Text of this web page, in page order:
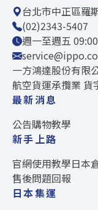
台北市中正區羅
(02)2343-5407
週一至週五
一方鴻達股份有限
航空貨運承攬業 貨
最新消息
公告購物教學
新手上路
官網使用教學日本
售後問題回報
日本集運